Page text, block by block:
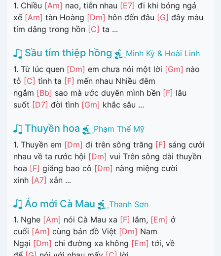
1. Chiều [Am] nao, tiễn nhau [E7] đi khi bóng ngả
xế [Am] tàn Hoàng [Dm] hôn đến đâu [G] đây màu
tím dâng trong hồn [C] ta ...
Sầu tím thiệp hồng
Minh Kỳ & Hoài Linh
1. Từ lúc quen [Dm] em chưa nói một lời [Gm] nào
tỏ [C] tình ta [F] mến nhau Nhiều đêm
ngắm [Bb] sao mà ước duyên mình bền [F] lâu
suốt [D7] đời tình [Gm] khắc sâu ...
Thuyền hoa
Phạm Thế Mỹ
1. Thuyền em [Dm] đi trên sông trăng [F] sáng cưới
nhau về ta rước hội [Dm] vui Trên sông dài thuyền
hoa [F] giăng bao cô [Dm] nàng miệng cười
xinh [A7] xắn ...
Áo mới Cà Mau
Thanh Sơn
1. Nghe [Am] nói Cà Mau xa [F] lắm, [Em] ở
cuối [Am] cùng bản đồ Việt [Dm] Nam
Ngại [Dm] chi đường xa không [Em] tới, về